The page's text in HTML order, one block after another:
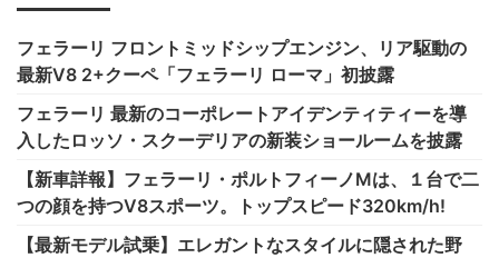
フェラーリ フロントミッドシップエンジン、リア駆動の
最新V8 2+クーペ「フェラーリ ローマ」初披露
フェラーリ 最新のコーポレートアイデンティティーを導
入したロッソ・スクーデリアの新装ショールームを披露
【新車詳報】フェラーリ・ポルトフィーノMは、１台で二
つの顔を持つV8スポーツ。トップスピード320km/h!
【最新モデル試乗】エレガントなスタイルに隠された野